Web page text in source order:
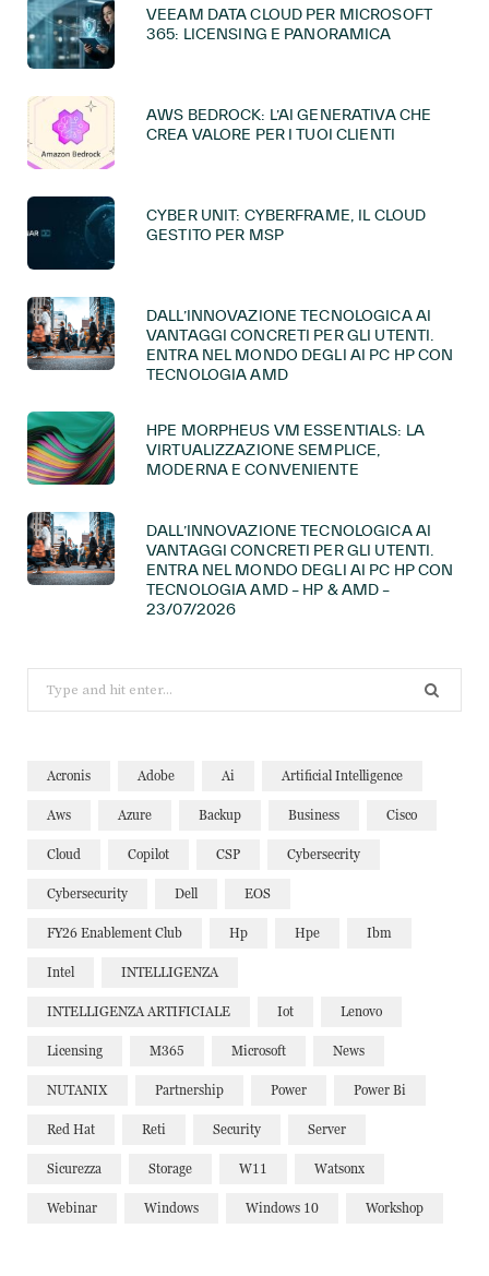
VEEAM DATA CLOUD PER MICROSOFT
365: LICENSING E PANORAMICA
AWS BEDROCK: L’AI GENERATIVA CHE
CREA VALORE PER I TUOI CLIENTI
CYBER UNIT: CYBERFRAME, IL CLOUD
GESTITO PER MSP
DALL’INNOVAZIONE TECNOLOGICA AI
VANTAGGI CONCRETI PER GLI UTENTI.
ENTRA NEL MONDO DEGLI AI PC HP CON
TECNOLOGIA AMD
HPE MORPHEUS VM ESSENTIALS: LA
VIRTUALIZZAZIONE SEMPLICE,
MODERNA E CONVENIENTE
DALL’INNOVAZIONE TECNOLOGICA AI
VANTAGGI CONCRETI PER GLI UTENTI.
ENTRA NEL MONDO DEGLI AI PC HP CON
TECNOLOGIA AMD – HP & AMD –
23/07/2026
for:
Acronis Adobe Ai Artificial Intelligence
Aws Azure Backup Business Cisco
Cloud Copilot CSP Cybersecrity
Cybersecurity Dell EOS
FY26 Enablement Club Hp Hpe Ibm
Intel INTELLIGENZA
INTELLIGENZA ARTIFICIALE Iot Lenovo
Licensing M365 Microsoft News
NUTANIX Partnership Power Power Bi
Red Hat Reti Security Server
Sicurezza Storage W11 Watsonx
Webinar Windows Windows 10 Workshop